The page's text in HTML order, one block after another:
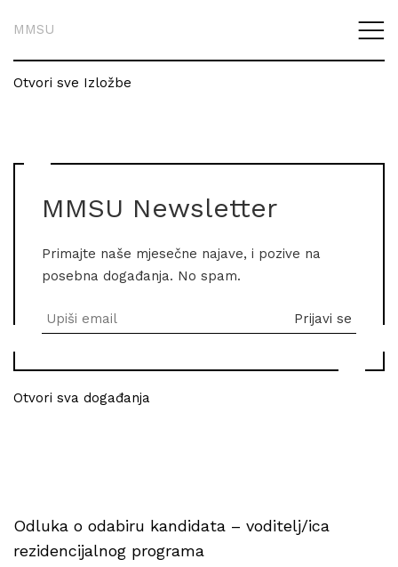
MMSU
Otvori sve Izložbe
MMSU Newsletter
Primajte naše mjesečne najave, i pozive na
posebna događanja. No spam.
Otvori sva događanja
Odluka o odabiru kandidata – voditelj/ica
rezidencijalnog programa